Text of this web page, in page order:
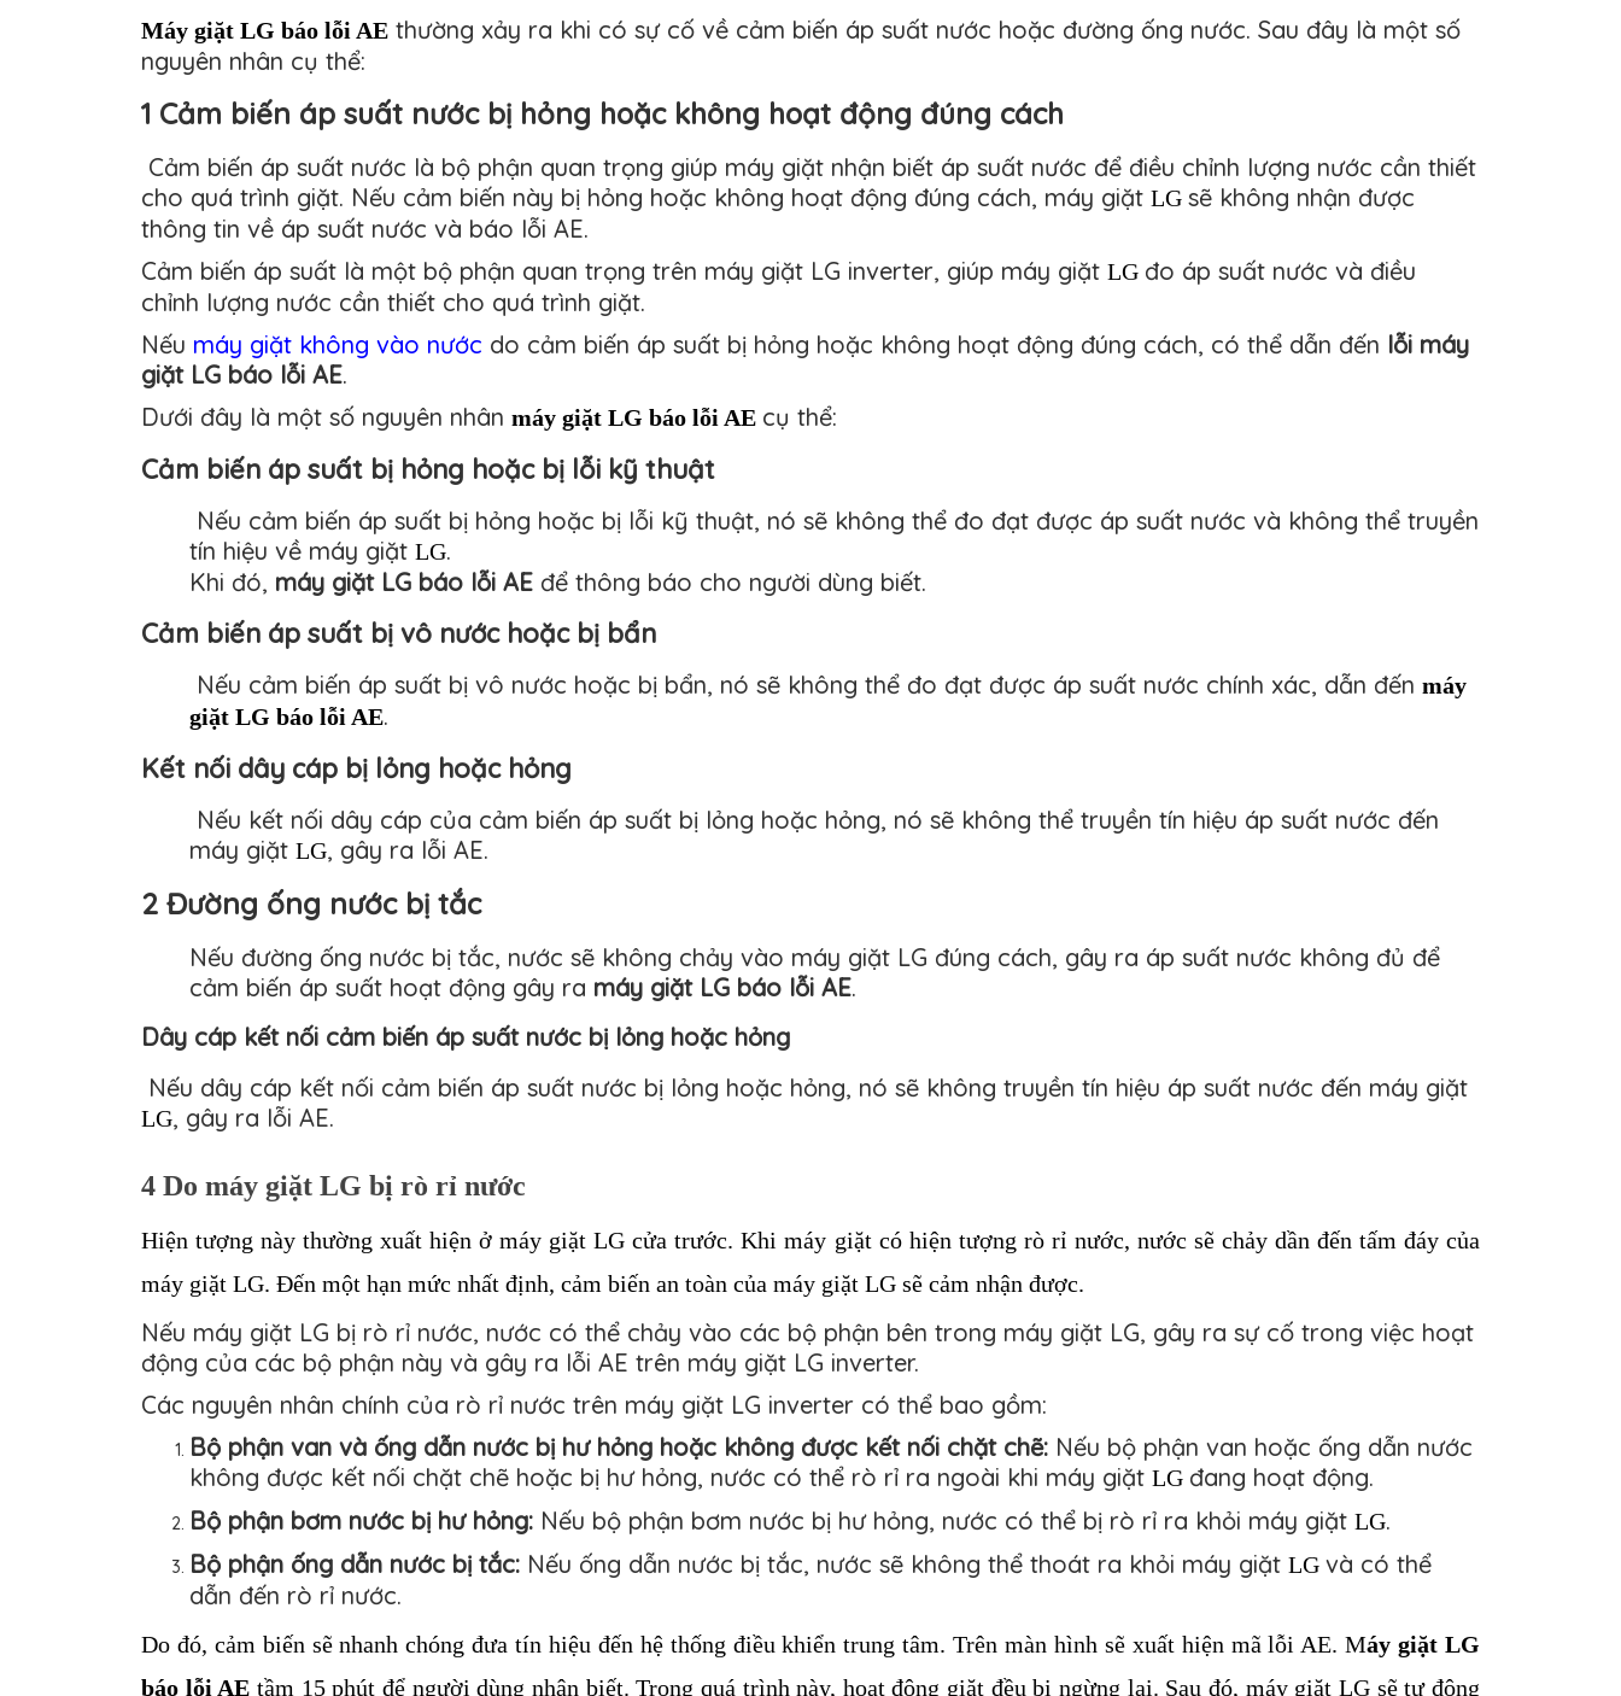
Máy giặt LG báo lỗi AE thường xảy ra khi có sự cố về cảm biến áp suất nước hoặc đường ống nước. Sau đây là một số
nguyên nhân cụ thể:
1 Cảm biến áp suất nước bị hỏng hoặc không hoạt động đúng cách
Cảm biến áp suất nước là bộ phận quan trọng giúp máy giặt nhận biết áp suất nước để điều chỉnh lượng nước cần thiết
cho quá trình giặt. Nếu cảm biến này bị hỏng hoặc không hoạt động đúng cách, máy giặt LG sẽ không nhận được
thông tin về áp suất nước và báo lỗi AE.
Cảm biến áp suất là một bộ phận quan trọng trên máy giặt LG inverter, giúp máy giặt LG đo áp suất nước và điều
chỉnh lượng nước cần thiết cho quá trình giặt.
Nếu máy giặt không vào nước do cảm biến áp suất bị hỏng hoặc không hoạt động đúng cách, có thể dẫn đến lỗi máy
giặt LG báo lỗi AE.
Dưới đây là một số nguyên nhân máy giặt LG báo lỗi AE cụ thể:
Cảm biến áp suất bị hỏng hoặc bị lỗi kỹ thuật
Nếu cảm biến áp suất bị hỏng hoặc bị lỗi kỹ thuật, nó sẽ không thể đo đạt được áp suất nước và không thể truyền
tín hiệu về máy giặt LG.
Khi đó, máy giặt LG báo lỗi AE để thông báo cho người dùng biết.
Cảm biến áp suất bị vô nước hoặc bị bẩn
Nếu cảm biến áp suất bị vô nước hoặc bị bẩn, nó sẽ không thể đo đạt được áp suất nước chính xác, dẫn đến máy
giặt LG báo lỗi AE.
Kết nối dây cáp bị lỏng hoặc hỏng
Nếu kết nối dây cáp của cảm biến áp suất bị lỏng hoặc hỏng, nó sẽ không thể truyền tín hiệu áp suất nước đến
máy giặt LG, gây ra lỗi AE.
2 Đường ống nước bị tắc
Nếu đường ống nước bị tắc, nước sẽ không chảy vào máy giặt LG đúng cách, gây ra áp suất nước không đủ để
cảm biến áp suất hoạt động gây ra máy giặt LG báo lỗi AE.
Dây cáp kết nối cảm biến áp suất nước bị lỏng hoặc hỏng
Nếu dây cáp kết nối cảm biến áp suất nước bị lỏng hoặc hỏng, nó sẽ không truyền tín hiệu áp suất nước đến máy giặt
LG, gây ra lỗi AE.
4 Do máy giặt LG bị rò rỉ nước
Hiện tượng này thường xuất hiện ở máy giặt LG cửa trước. Khi máy giặt có hiện tượng rò rỉ nước, nước sẽ chảy dần đến tấm đáy của
máy giặt LG. Đến một hạn mức nhất định, cảm biến an toàn của máy giặt LG sẽ cảm nhận được.
Nếu máy giặt LG bị rò rỉ nước, nước có thể chảy vào các bộ phận bên trong máy giặt LG, gây ra sự cố trong việc hoạt
động của các bộ phận này và gây ra lỗi AE trên máy giặt LG inverter.
Các nguyên nhân chính của rò rỉ nước trên máy giặt LG inverter có thể bao gồm:
Bộ phận van và ống dẫn nước bị hư hỏng hoặc không được kết nối chặt chẽ: Nếu bộ phận van hoặc ống dẫn nước
không được kết nối chặt chẽ hoặc bị hư hỏng, nước có thể rò rỉ ra ngoài khi máy giặt LG đang hoạt động.
Bộ phận bơm nước bị hư hỏng: Nếu bộ phận bơm nước bị hư hỏng, nước có thể bị rò rỉ ra khỏi máy giặt LG.
Bộ phận ống dẫn nước bị tắc: Nếu ống dẫn nước bị tắc, nước sẽ không thể thoát ra khỏi máy giặt LG và có thể
dẫn đến rò rỉ nước.
Do đó, cảm biến sẽ nhanh chóng đưa tín hiệu đến hệ thống điều khiển trung tâm. Trên màn hình sẽ xuất hiện mã lỗi AE. Máy giặt LG
báo lỗi AE tầm 15 phút để người dùng nhận biết. Trong quá trình này, hoạt động giặt đều bị ngừng lại. Sau đó, máy giặt LG sẽ tự động